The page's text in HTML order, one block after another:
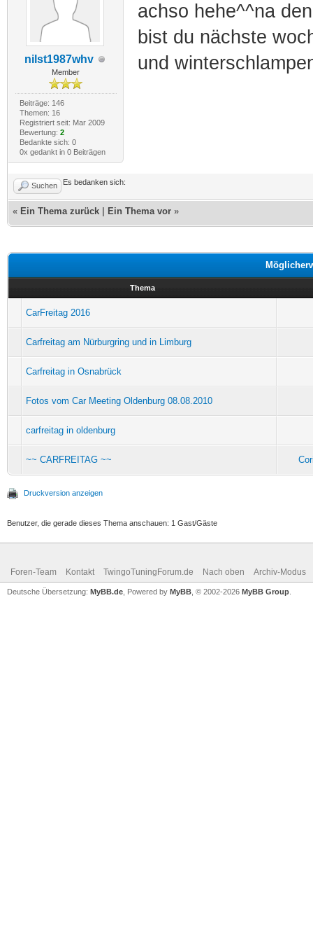
nilst1987whv
Member
Beiträge: 146
Themen: 16
Registriert seit: Mar 2009
Bewertung: 2
Bedankte sich: 0
0x gedankt in 0 Beiträgen
achso hehe^^na
bist du nächste
und
Suchen Es bedanken sich:
« Ein Thema zurück Ein Thema vor »
Thema
CarFreitag 2016
Carfreitag am Nürburgring und in Limburg
Carfreitag in Osnabrück
Fotos vom Car Meeting Oldenburg 08.08.2010
carfreitag in oldenburg
~~ CARFREITAG ~~
Druckversion anzeigen
Benutzer, die gerade dieses Thema anschauen: 1 Gast/Gäste
Foren-Team Kontakt TwingoTuningForum.de Nach oben Archiv-Modus
Deutsche Übersetzung: MyBB.de , Powered by MyBB , © 2002-2026 MyBB Group